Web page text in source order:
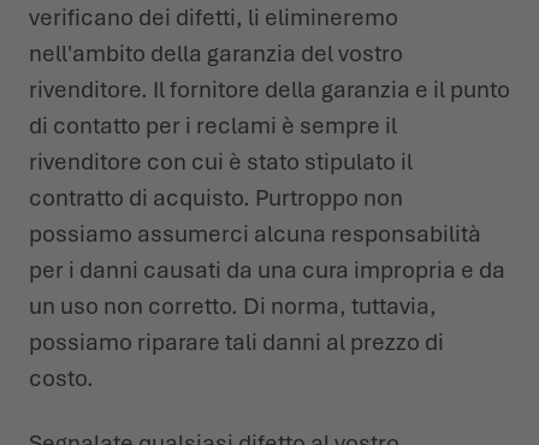
CARRIERA
verificano dei difetti, li elimineremo
nell'ambito della garanzia del vostro
rivenditore. Il fornitore della garanzia e il punto
di contatto per i reclami è sempre il
rivenditore con cui è stato stipulato il
contratto di acquisto. Purtroppo non
possiamo assumerci alcuna responsabilità
per i danni causati da una cura impropria e da
un uso non corretto. Di norma, tuttavia,
possiamo riparare tali danni al prezzo di
costo.